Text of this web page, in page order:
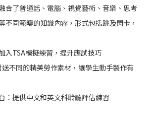
合了普通話、電腦、視覺藝術、音樂、思考
不同範疇的知識內容，形式包括跳及閃卡，
入TSA模擬練習，提升應試技巧
送不同的精美勞作素材，讓學生動手製作有
：提供中文和英文科聆聽評估練習